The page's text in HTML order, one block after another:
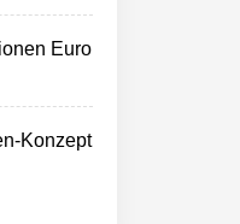
Euro
Konzept